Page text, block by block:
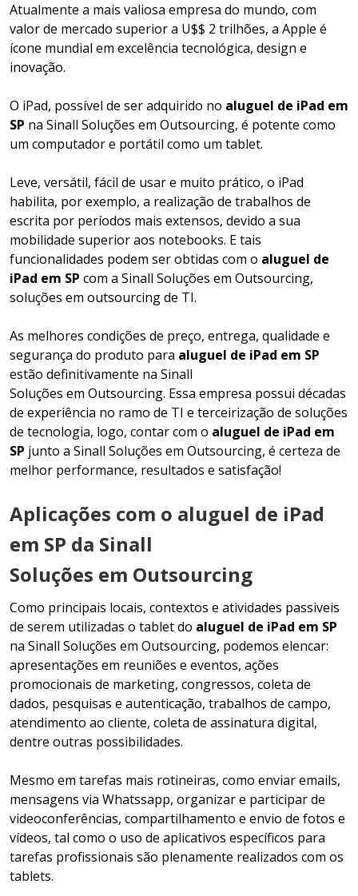
Atualmente a mais valiosa empresa do mundo, com
valor de mercado superior a U$$ 2 trilhões, a Apple é
ícone mundial em excelência tecnológica, design e
inovação.
O iPad, possível de ser adquirido no aluguel de iPad em
SP na Sinall Soluções em Outsourcing, é potente como
um computador e portátil como um tablet.
Leve, versátil, fácil de usar e muito prático, o iPad
habilita, por exemplo, a realização de trabalhos de
escrita por períodos mais extensos, devido a sua
mobilidade superior aos notebooks. E tais
funcionalidades podem ser obtidas com o aluguel de
iPad em SP com a Sinall Soluções em Outsourcing,
soluções em outsourcing de TI.
As melhores condições de preço, entrega, qualidade e
segurança do produto para aluguel de iPad em SP
estão definitivamente na Sinall
Soluções em Outsourcing. Essa empresa possui décadas
de experiência no ramo de TI e terceirização de soluções
de tecnologia, logo, contar com o aluguel de iPad em
SP junto a Sinall Soluções em Outsourcing, é certeza de
melhor performance, resultados e satisfação!
Aplicações com o aluguel de iPad
em SP da Sinall
Soluções em Outsourcing
Como principais locais, contextos e atividades passiveis
de serem utilizadas o tablet do aluguel de iPad em SP
na Sinall Soluções em Outsourcing, podemos elencar:
apresentações em reuniões e eventos, ações
promocionais de marketing, congressos, coleta de
dados, pesquisas e autenticação, trabalhos de campo,
atendimento ao cliente, coleta de assinatura digital,
dentre outras possibilidades.
Mesmo em tarefas mais rotineiras, como enviar emails,
mensagens via Whatssapp, organizar e participar de
videoconferências, compartilhamento e envio de fotos e
vídeos, tal como o uso de aplicativos específicos para
tarefas profissionais são plenamente realizados com os
tablets.